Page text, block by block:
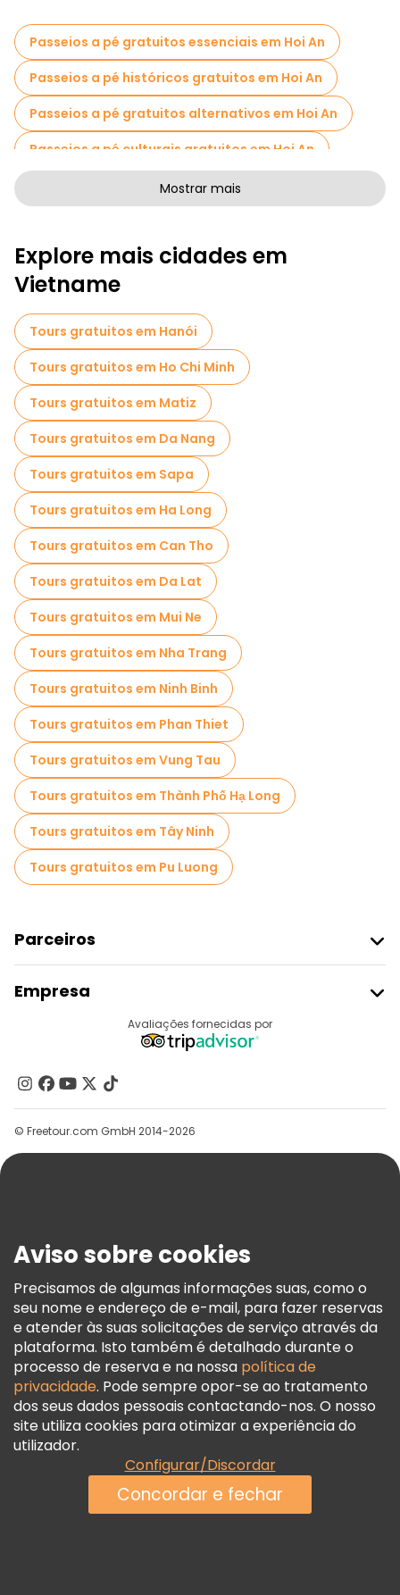
Passeios a pé gratuitos essenciais em Hoi An
Passeios a pé históricos gratuitos em Hoi An
Passeios a pé gratuitos alternativos em Hoi An
Passeios a pé culturais gratuitos em Hoi An
Passeios a pé gratuitos de arte em Hoi An
Atividades esportivas em Hoi An
Passeios autoguiados em Hoi An
Passeios fotográficos em Hoi An
Bilhetes de entrada em Hoi An
Cruzeiros em Hoi An
Museus em Hoi An
Visita guiada gratuita à cidade velha Hoi An
Visitas para pequenos grupos em Hoi An
Visitas ao mercado em Hoi An
Visitas de degustação locais em Hoi An
Passeios gratuitos de um dia em Hoi An
Passeios a pé noturnos gratuitos em Hoi An
Passeios de bicicleta em Hoi An
Passeios gastronômicos em Hoi An
Passeios gratuitos perto Japanese Covered Bridge
Passeios gratuitos perto Old House of Tan Ky
Mostrar mais
Explore mais cidades em
Vietname
Tours gratuitos em Hanói
Tours gratuitos em Ho Chi Minh
Tours gratuitos em Matiz
Tours gratuitos em Da Nang
Tours gratuitos em Sapa
Tours gratuitos em Ha Long
Tours gratuitos em Can Tho
Tours gratuitos em Da Lat
Tours gratuitos em Mui Ne
Tours gratuitos em Nha Trang
Tours gratuitos em Ninh Binh
Tours gratuitos em Phan Thiet
Tours gratuitos em Vung Tau
Tours gratuitos em Thành Phố Hạ Long
Tours gratuitos em Tây Ninh
Tours gratuitos em Pu Luong
Parceiros
Registo Do Fornecedor
Programa De Afiliados
Empresa
Contacte-Nos
Grupos
Ajuda
Termos E Informações Legais
Política De Cookies
Freetour Prémios
Programa De Fidelidade
Avaliações fornecidas por
© Freetour.com GmbH 2014-2026
Aviso sobre cookies
Precisamos de algumas informações suas, como o
seu nome e endereço de e-mail, para fazer reservas
e atender às suas solicitações de serviço através da
plataforma. Isto também é detalhado durante o
processo de reserva e na nossa política de
privacidade. Pode sempre opor-se ao tratamento
dos seus dados pessoais contactando-nos. O nosso
site utiliza cookies para otimizar a experiência do
utilizador.
Configurar/Discordar
Concordar e fechar